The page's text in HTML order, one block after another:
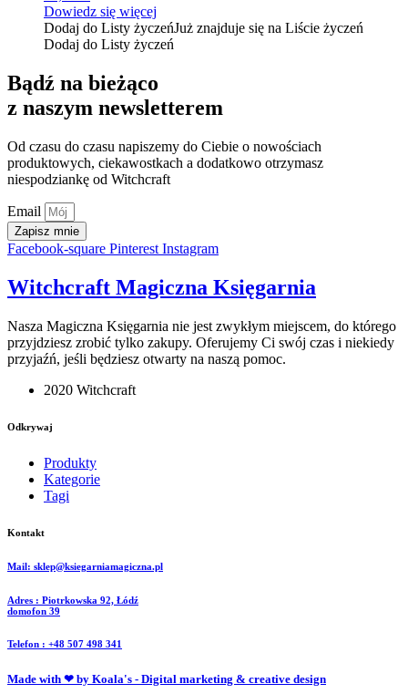
Dowiedz się więcej
Dodaj do Listy życzeńJuż znajduje się na Liście życzeń
Dodaj do Listy życzeń
Bądź na bieżąco
z naszym newsletterem
Od czasu do czasu napiszemy do Ciebie o nowościach
produktowych, ciekawostkach a dodatkowo otrzymasz
niespodziankę od Witchcraft
Email
Zapisz mnie
Facebook-square Pinterest Instagram
Witchcraft Magiczna Księgarnia
Nasza Magiczna Księgarnia nie jest zwykłym miejscem, do którego
przyjdziesz zrobić tylko zakupy. Oferujemy Ci swój czas i niekiedy
przyjaźń, jeśli będziesz otwarty na naszą pomoc.
2020 Witchcraft
Odkrywaj
Produkty
Kategorie
Tagi
Kontakt
Mail: sklep@ksiegarniamagiczna.pl
Adres : Piotrkowska 92, Łódź
domofon 39
Telefon : +48 507 498 341
Made with ❤ by Koala's - Digital marketing & creative design